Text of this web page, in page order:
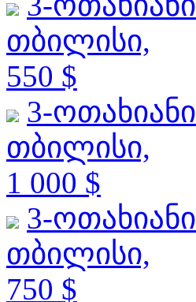
თბილისი,
550 $
3-ოთახიანი
თბილისი,
1 000 $
3-ოთახიანი
თბილისი,
750 $